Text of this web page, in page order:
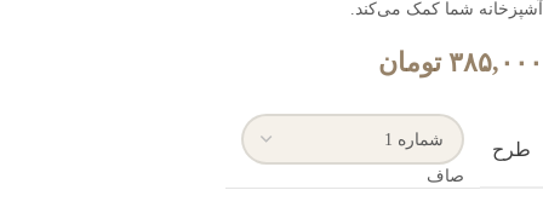
آشپزخانه شما کمک می‌کند.
۳۸۵,۰۰۰ تومان
طرح
صاف